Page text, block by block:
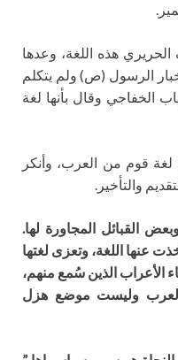
هذه اللغة، وعدها
الرسول (ص) ولم يتكلم
الخفاجي وقال بأنها لغة
لغة قوم من العرب، وأنكر
والتأخير.
القبائل المجاورة لها.
عنها اللغة، وتعزى لغتها
الأعراب الذين سُمع منهم،
العرب وليست موضع هزل